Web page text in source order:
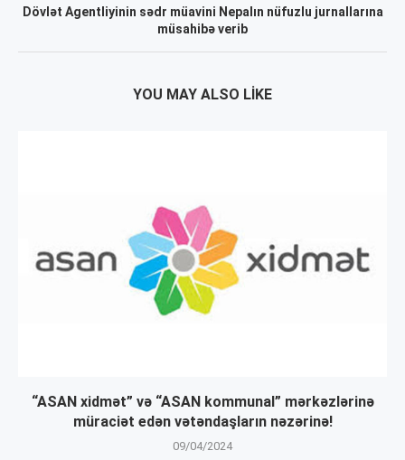
Dövlət Agentliyinin sədr müavini Nepalın nüfuzlu jurnallarına
müsahibə verib
YOU MAY ALSO LIKE
“ASAN xidmət” və “ASAN kommunal” mərkəzlərinə
müraciət edən vətəndaşların nəzərinə!
09/04/2024